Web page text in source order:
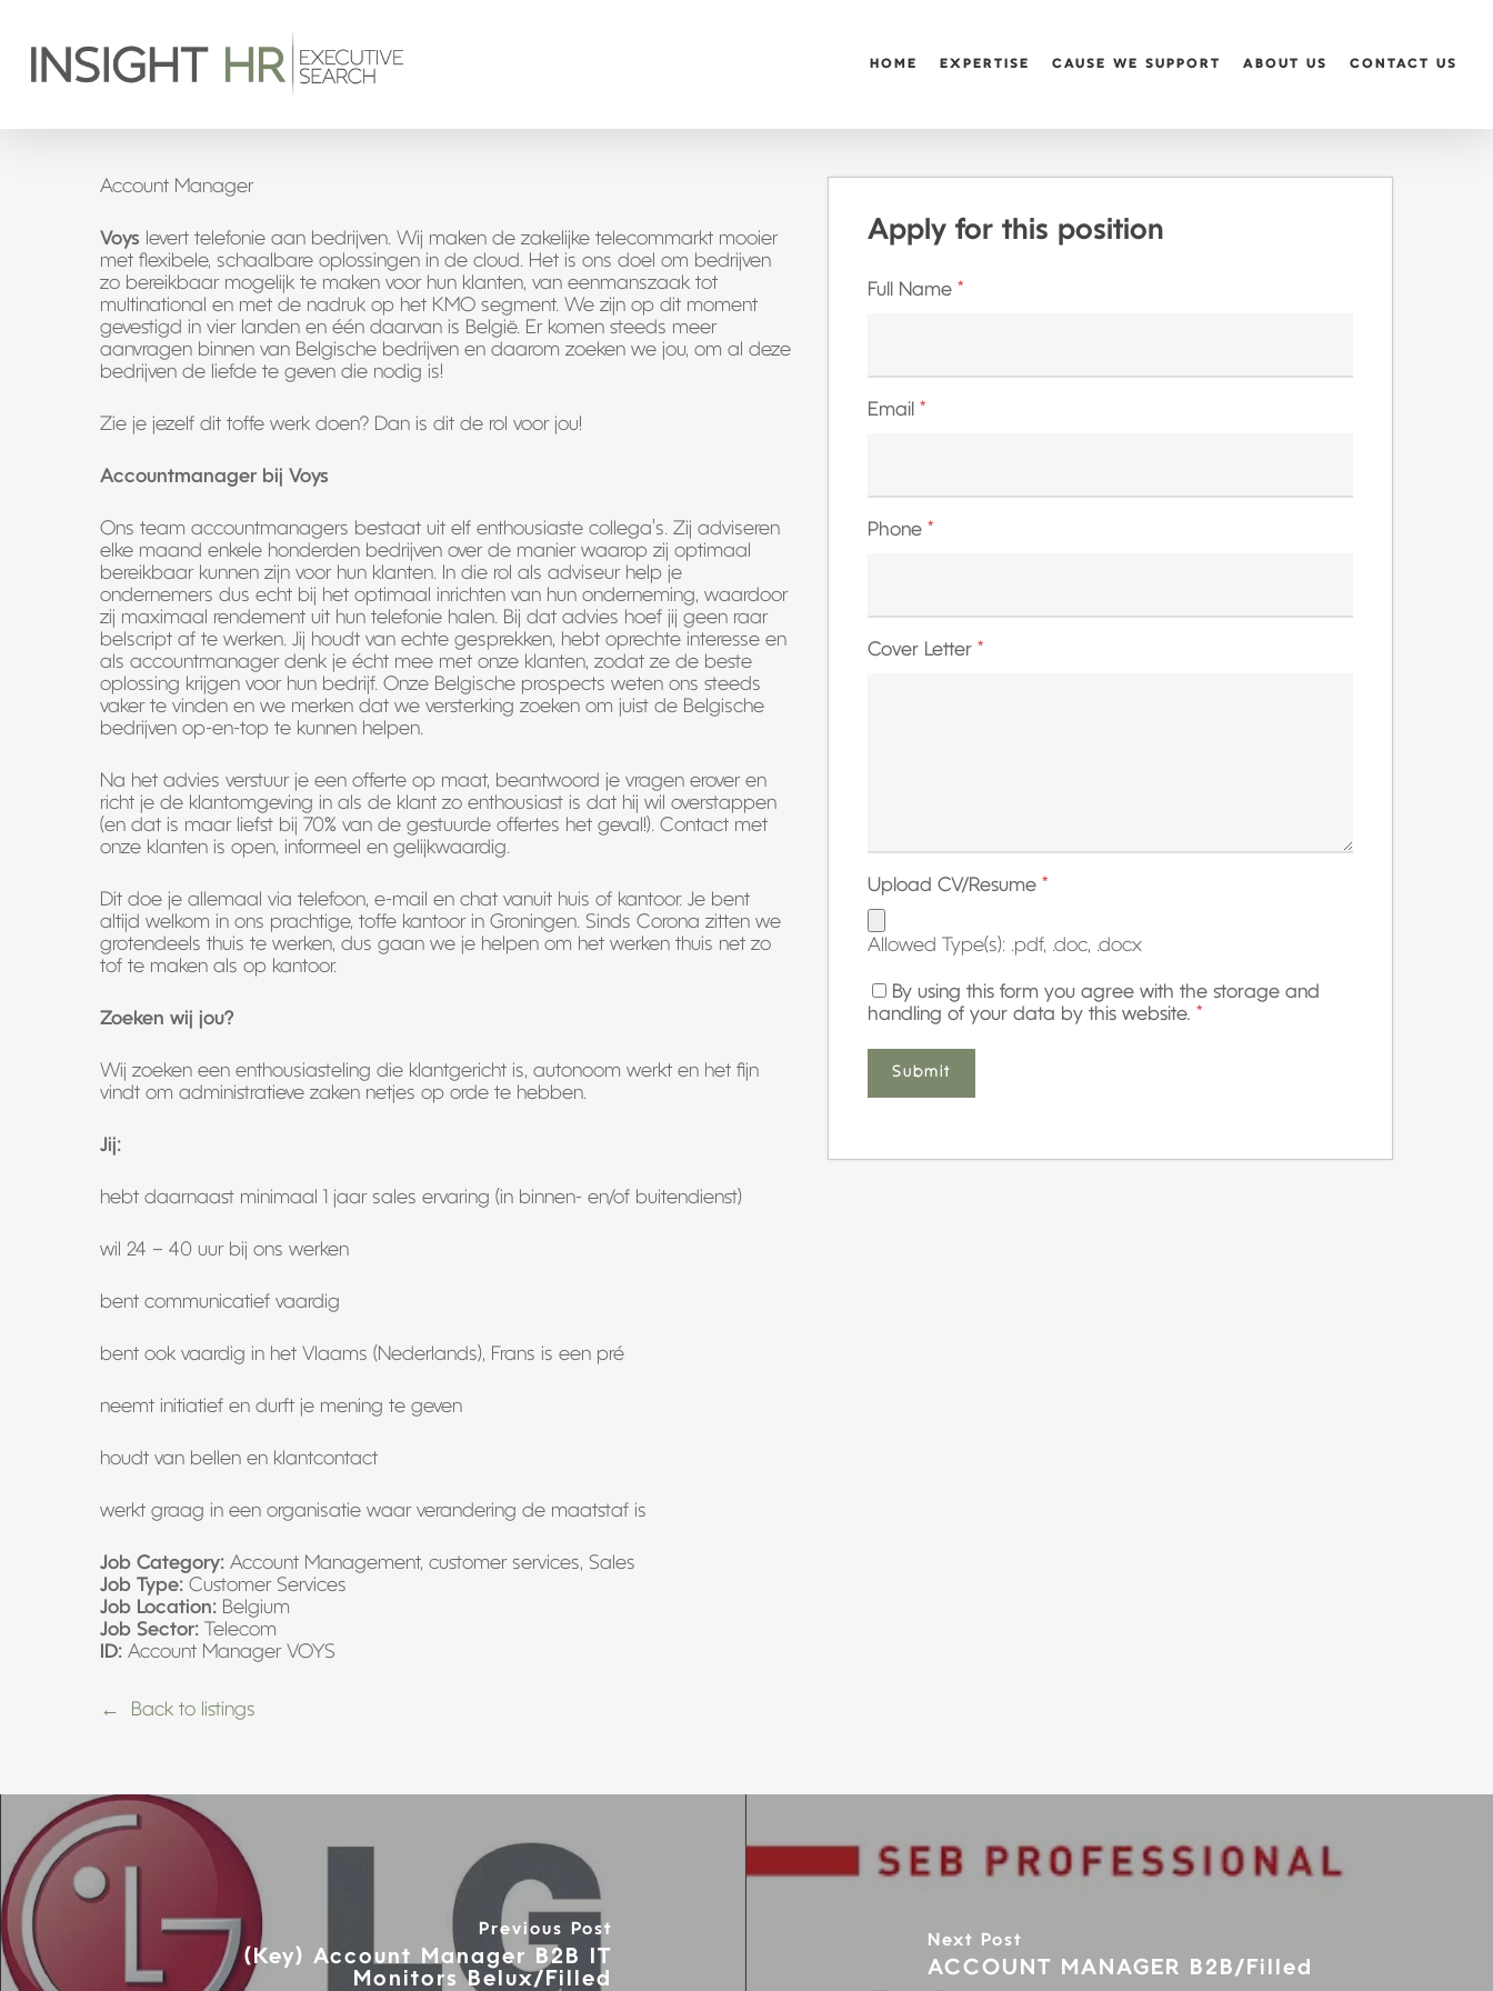
HOME EXPERTISE CAUSE WE SUPPORT ABOUT US CONTACT US
Account Manager
Voys levert telefonie aan bedrijven. Wij maken de zakelijke telecommarkt mooier
met flexibele, schaalbare oplossingen in de cloud. Het is ons doel om bedrijven
zo bereikbaar mogelijk te maken voor hun klanten, van eenmanszaak tot
multinational en met de nadruk op het KMO segment. We zijn op dit moment
gevestigd in vier landen en één daarvan is België. Er komen steeds meer
aanvragen binnen van Belgische bedrijven en daarom zoeken we jou, om al deze
bedrijven de liefde te geven die nodig is!
Zie je jezelf dit toffe werk doen? Dan is dit de rol voor jou!
Accountmanager bij Voys
Ons team accountmanagers bestaat uit elf enthousiaste collega’s. Zij adviseren
elke maand enkele honderden bedrijven over de manier waarop zij optimaal
bereikbaar kunnen zijn voor hun klanten. In die rol als adviseur help je
ondernemers dus echt bij het optimaal inrichten van hun onderneming, waardoor
zij maximaal rendement uit hun telefonie halen. Bij dat advies hoef jij geen raar
belscript af te werken. Jij houdt van echte gesprekken, hebt oprechte interesse en
als accountmanager denk je écht mee met onze klanten, zodat ze de beste
oplossing krijgen voor hun bedrijf. Onze Belgische prospects weten ons steeds
vaker te vinden en we merken dat we versterking zoeken om juist de Belgische
bedrijven op-en-top te kunnen helpen.
Na het advies verstuur je een offerte op maat, beantwoord je vragen erover en
richt je de klantomgeving in als de klant zo enthousiast is dat hij wil overstappen
(en dat is maar liefst bij 70% van de gestuurde offertes het geval!). Contact met
onze klanten is open, informeel en gelijkwaardig.
Dit doe je allemaal via telefoon, e-mail en chat vanuit huis of kantoor. Je bent
altijd welkom in ons prachtige, toffe kantoor in Groningen. Sinds Corona zitten we
grotendeels thuis te werken, dus gaan we je helpen om het werken thuis net zo
tof te maken als op kantoor.
Zoeken wij jou?
Wij zoeken een enthousiasteling die klantgericht is, autonoom werkt en het fijn
vindt om administratieve zaken netjes op orde te hebben.
Jij:
hebt daarnaast minimaal 1 jaar sales ervaring (in binnen- en/of buitendienst)
wil 24 – 40 uur bij ons werken
bent communicatief vaardig
bent ook vaardig in het Vlaams (Nederlands), Frans is een pré
neemt initiatief en durft je mening te geven
houdt van bellen en klantcontact
werkt graag in een organisatie waar verandering de maatstaf is
Job Category: Account Management customer services Sales
Job Type: Customer Services
Job Location: Belgium
Job Sector:
Telecom
ID: Account Manager VOYS
Apply for this position
Full Name *
Email *
Phone *
Cover Letter *
Upload CV/Resume *
Allowed Type(s): .pdf, .doc, .docx
By using this form you agree with the storage and
handling of your data by this website. *
Back to listings
Previous Post
(Key) Account Manager B2B IT
Monitors Belux/Filled
Next Post
ACCOUNT MANAGER B2B/Filled